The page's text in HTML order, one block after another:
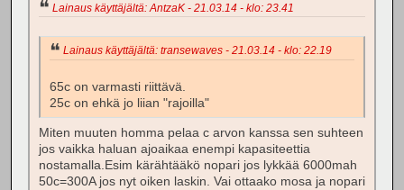
Lainaus käyttäjältä: AntzaK - 21.03.14 - klo: 23.41
Lainaus käyttäjältä: transewaves - 21.03.14 - klo: 22.19
65c on varmasti riittävä.
25c on ehkä jo liian "rajoilla"
Miten muuten homma pelaa c arvon kanssa sen suhteen
jos vaikka haluan ajoaikaa enempi kapasiteettia
nostamalla.Esim kärähtääkö nopari jos lykkää 6000mah
50c=300A jos nyt oiken laskin. Vai ottaako mosa ja nopari